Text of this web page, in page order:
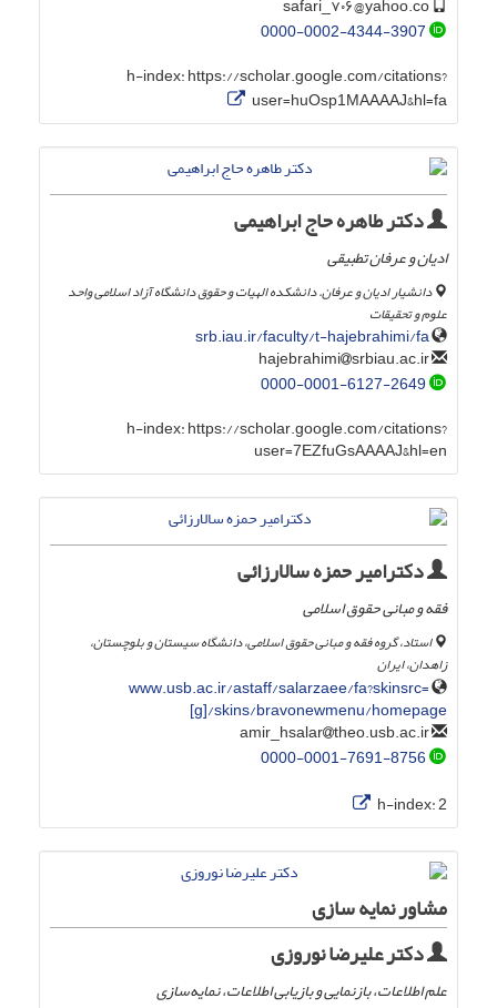
0000-0002-4344-3907
h-index:https://scholar.google.com/citations?
user=huOsp1MAAAAJ&hl=fa
دکتر طاهره حاج ابراهیمی
ادیان و عرفان تطبیقی
دانشیار ادیان و عرفان. دانشکده الهیات و حقوق دانشگاه آزاد اسلامی واحد
علوم و تحقیقات
srb.iau.ir/faculty/t-hajebrahimi/fa
srbiau.ac.ir
0000-0001-6127-2649
h-index:https://scholar.google.com/citations?
user=7EZfuGsAAAAJ&hl=en
دکترامیر حمزه سالارزائی
فقه و مبانی حقوق اسلامی
استاد، گروه فقه و مبانی حقوق اسلامی، دانشگاه سیستان و بلوچستان،
زاهدان، ایران
www.usb.ac.ir/astaff/salarzaee/fa?skinsrc=
[g]/skins/bravonewmenu/homepage
theo.usb.ac.ir
0000-0001-7691-8756
h-index:2
مشاور نمایه سازی
دکتر علیرضا نوروزی
علم اطلاعات، بازنمایی و بازیابی اطلاعات، نمایه‌سازی